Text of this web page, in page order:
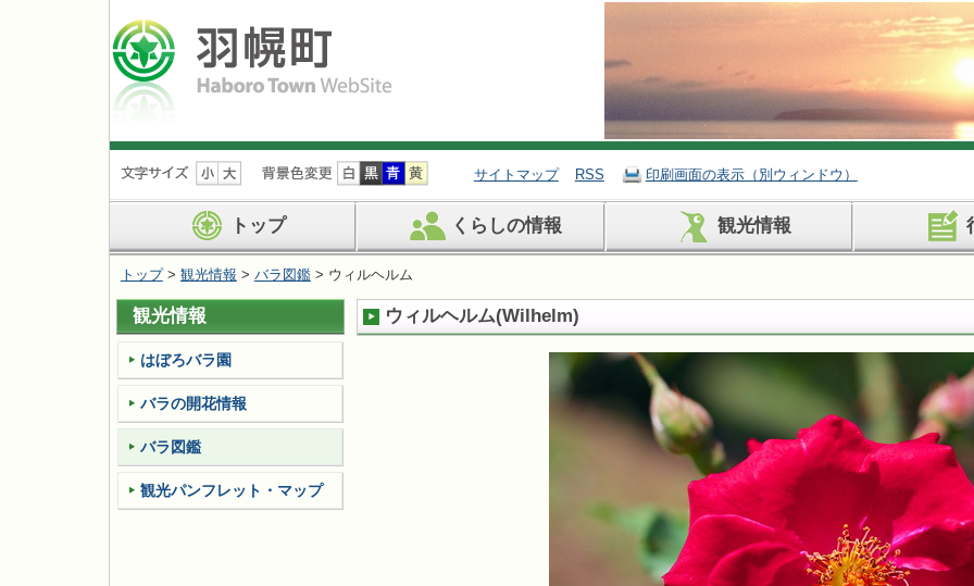
ナ
ビ
ョ
ン
を
飛
ば
す
サイトマップ RSS 印刷画面の表示（別ウィンドウ）
トップ くらしの情報 観光情報
トップ> 観光情報 > バラ図鑑> ウィルヘルム
ウィルヘルム(Wilhelm)
観光情報
はぼろバラ園
バラの開花情報
バラ図鑑
観光パンフレット・マップ